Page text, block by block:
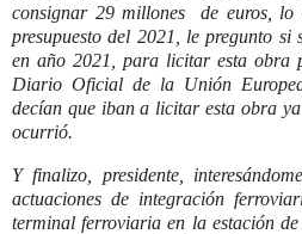
consignar 29 millones de euros,
presupuesto del 2021, le pregunto
en año 2021, para licitar esta obra
Diario Oficial de la Unión
decían que iban a licitar esta obra
ocurrió.
Y finalizo, presidente,
actuaciones de integración
terminal ferroviaria en la estación